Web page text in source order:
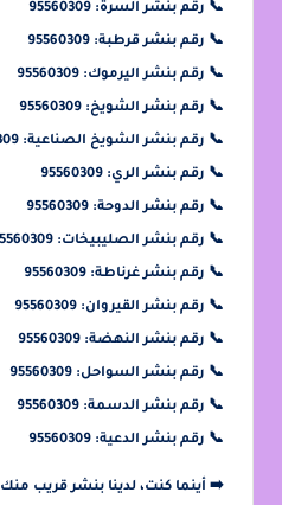
📞 رقم بنشر السرة: 95560309
📞 رقم بنشر قرطبة: 95560309
📞 رقم بنشر اليرموك: 95560309
📞 رقم بنشر الشويخ: 95560309
📞 رقم بنشر الشويخ الصناعية: 95560309
📞 رقم بنشر الري: 95560309
📞 رقم بنشر الدوحة: 95560309
📞 رقم بنشر الصليبيخات: 95560309
📞 رقم بنشر غرناطة: 95560309
📞 رقم بنشر القيروان: 95560309
📞 رقم بنشر النهضة: 95560309
📞 رقم بنشر السواحل: 95560309
📞 رقم بنشر الدسمة: 95560309
📞 رقم بنشر الدعية: 95560309
➡️ أينما كنت، لدينا بنشر قريب منك